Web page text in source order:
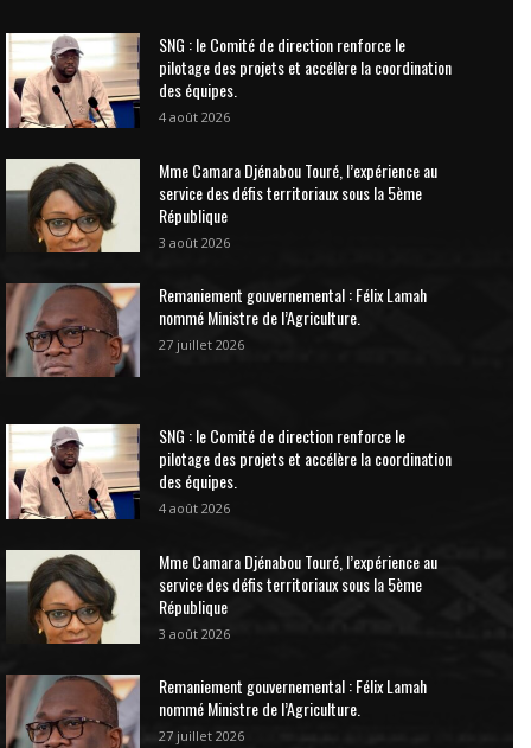
SNG : le Comité de direction renforce le
pilotage des projets et accélère la coordination
des équipes.
4 août 2026
Mme Camara Djénabou Touré, l’expérience au
service des défis territoriaux sous la 5ème
République
3 août 2026
Remaniement gouvernemental : Félix Lamah
nommé Ministre de l’Agriculture.
27 juillet 2026
SNG : le Comité de direction renforce le
pilotage des projets et accélère la coordination
des équipes.
4 août 2026
Mme Camara Djénabou Touré, l’expérience au
service des défis territoriaux sous la 5ème
République
3 août 2026
Remaniement gouvernemental : Félix Lamah
nommé Ministre de l’Agriculture.
27 juillet 2026